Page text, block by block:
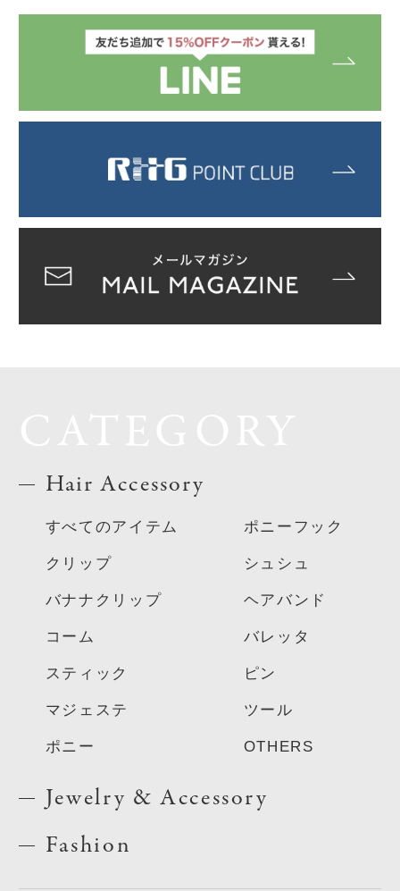
Hair Accessory
すべてのアイテム
クリップ
バナナクリップ
コーム
スティック
マジェステ
ポニー
ポニーフック
シュシュ
ヘアバンド
バレッタ
ピン
ツール
OTHERS
Jewelry & Accessory
Fashion